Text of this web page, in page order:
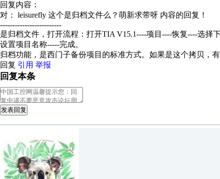
回复内容：
对： leisurefly 这个是归档文件么？萌新求带呀 内容的回复！
-------------------------
是归档文件，打开流程：打开TIA V15.1----项目----恢复----选
设置项目名称-----完成。
归档功能，是西门子备份项目的标准方式。如果是这个拷贝，
回复 引用 举报
回复本条
发表回复